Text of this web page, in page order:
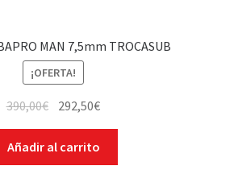
MAN 7,5mm TROCASUB
¡OFERTA!
390,00€ 292,50€
Añadir al carrito